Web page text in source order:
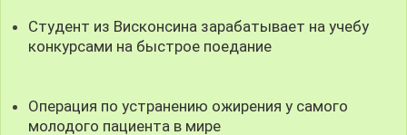
Студент из Висконсина зарабатывает на учебу
конкурсами на быстрое поедание
Операция по устранению ожирения у самого
молодого пациента в мире